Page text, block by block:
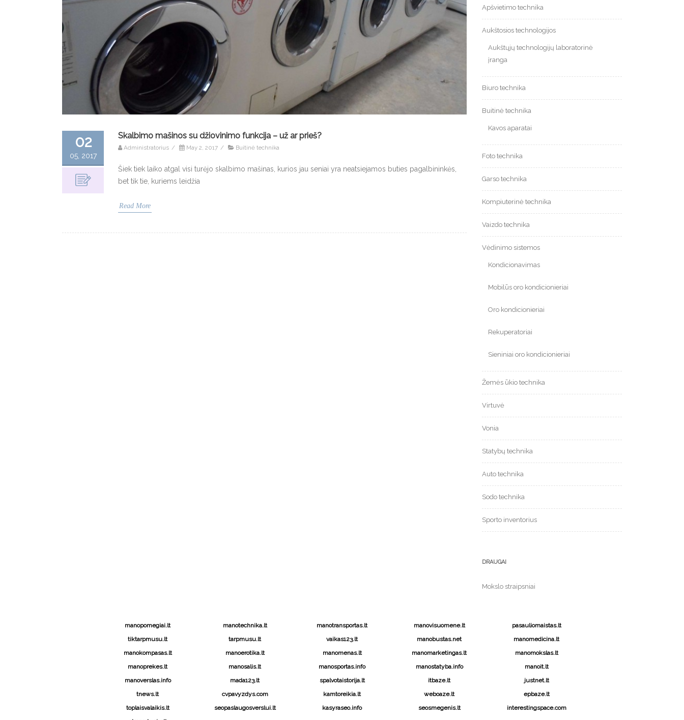
02
05, 2017
Skalbimo mašinos su džiovinimo funkcija – už ar prieš?
Administratorius / May 2, 2017 / Buitinė technika
Šiek tiek laiko atgal visi turėjo skalbimo mašinas, kurios jau seniai yra neatsiejamos buties pagalbininkės,
bet tik tie, kuriems leidžia
Read More
Apšvietimo technika
Aukštosios technologijos
Aukštųjų technologijų laboratorinė
įranga
Biuro technika
Buitinė technika
Kavos aparatai
Foto technika
Garso technika
Kompiuterinė technika
Vaizdo technika
Vėdinimo sistemos
Kondicionavimas
Mobilūs oro kondicionieriai
Oro kondicionieriai
Rekuperatoriai
Sieniniai oro kondicionieriai
Žemės ūkio technika
Virtuvė
Vonia
Statybų technika
Auto technika
Sodo technika
Sporto inventorius
DRAUGAI
Mokslo straipsniai
manopomegiai.lt manotechnika.lt manotransportas.lt manovisuomene.lt
pasauliomaistas.lt
tiktarpmusu.lt
tarpmusu.lt vaikas123.lt manobustas.net
manomedicina.lt
manokompasas.lt
manoerotika.lt manomenas.lt manomarketingas.lt
manomokslas.lt
manoprekes.lt
manosalis.lt manosportas.info manostatyba.info
manoit.lt
manoverslas.info
mada123.lt spalvotaistorija.lt itbaze.lt
justnet.lt
tnews.lt
cvpavyzdys.com kamtoreikia.lt weboaze.lt
epbaze.lt
toplaisvalaikis.lt
seopaslaugosverslui.lt kasyraseo.info seosmegenis.lt
interestingspace.com